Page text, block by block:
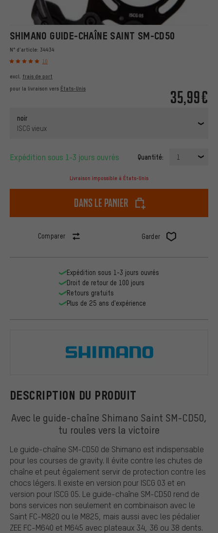
SHIMANO GUIDE-CHAÎNE SAINT SM-CD50
N° d'article: 34434
10
35,99€
excl. frais de port
pour la livraison vers États-Unis
noir
ISCG vieux
Expédition sous 1-3 jours ouvrés Quantité: 1
Livraison impossible à États-Unis
dans le panier
Comparer Garder
DESCRIPTION DU PRODUIT
Avec le guide-chaîne Shimano Saint SM-CD50,
tu roules vers la victoire
Le guide-chaîne SM-CD50 de Shimano est indispensable
pour les courses de gravity. Il évite contre les chutes de
chaîne et peut également servir de protection contre les
chocs légers. Il existe en version pour ISCG 03 et en
version pour ISCG 05. Le guide-chaîne SM-CD50 rend de
bons services non seulement en combinaison avec le
Saint FC-M820 ou le M825, mais aussi avec les pédalier
ZEE FC-M640 et M645 avec plateaux 34, 36 ou 38 dents.
Expédition sous 1-3 jours ouvrés
Droit de retour de 100 jours
Retours gratuits
Plus de 25 ans d'expérience
Shimano